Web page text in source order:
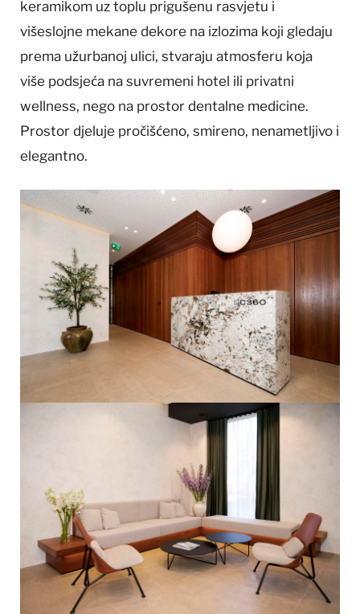
keramikom uz toplu prigušenu rasvjetu i
višeslojne mekane dekore na izlozima koji gledaju
prema užurbanoj ulici, stvaraju atmosferu koja
više podsjeća na suvremeni hotel ili privatni
wellness, nego na prostor dentalne medicine.
Prostor djeluje pročišćeno, smireno, nenametljivo i
elegantno.